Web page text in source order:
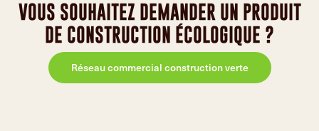
VOUS SOUHAITEZ DEMANDER UN PRODUIT
DE CONSTRUCTION ÉCOLOGIQUE ?
Réseau commercial construction verte